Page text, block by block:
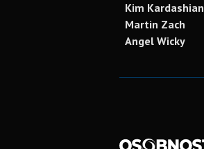
Kim Kardashian
Martin Zach
Angel Wicky